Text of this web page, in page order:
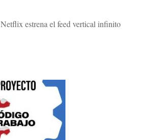
Netflix estrena el feed vertical infinito